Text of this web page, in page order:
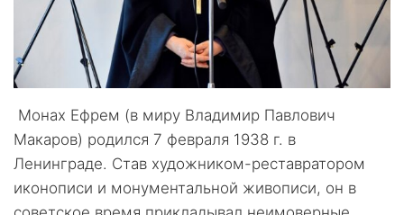
Монах Ефрем (в миру Владимир Павлович
Макаров) родился 7 февраля 1938 г. в
Ленинграде. Став художником-реставратором
иконописи и монументальной живописи, он в